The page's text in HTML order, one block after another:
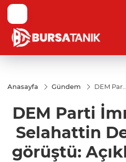
Anasayfa Gündem
DEM Parti
heyeti,
Demirtaş
görüştü:
geldi
DEM Parti
Selahattin
görüştü: